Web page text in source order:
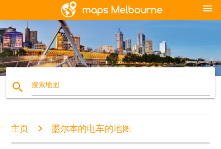
menu
search 搜索地图
主页 墨尔本的电车的地图